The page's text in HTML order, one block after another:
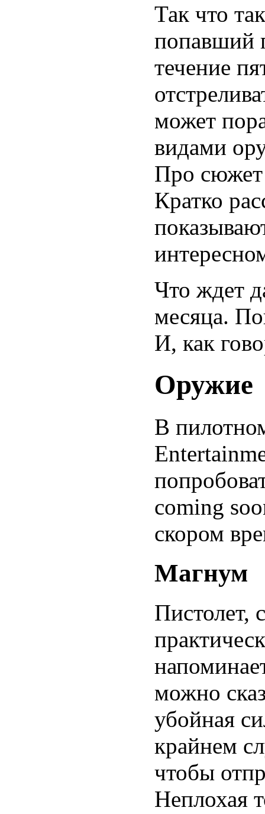
Так что
попавший
течение
может
видами
Про
Кратко
Что ждет
месяца.
И, как
Оружие
В
coming
скором
Магнум
Пистолет,
можно
убойная
крайнем
чтобы
Неплохая